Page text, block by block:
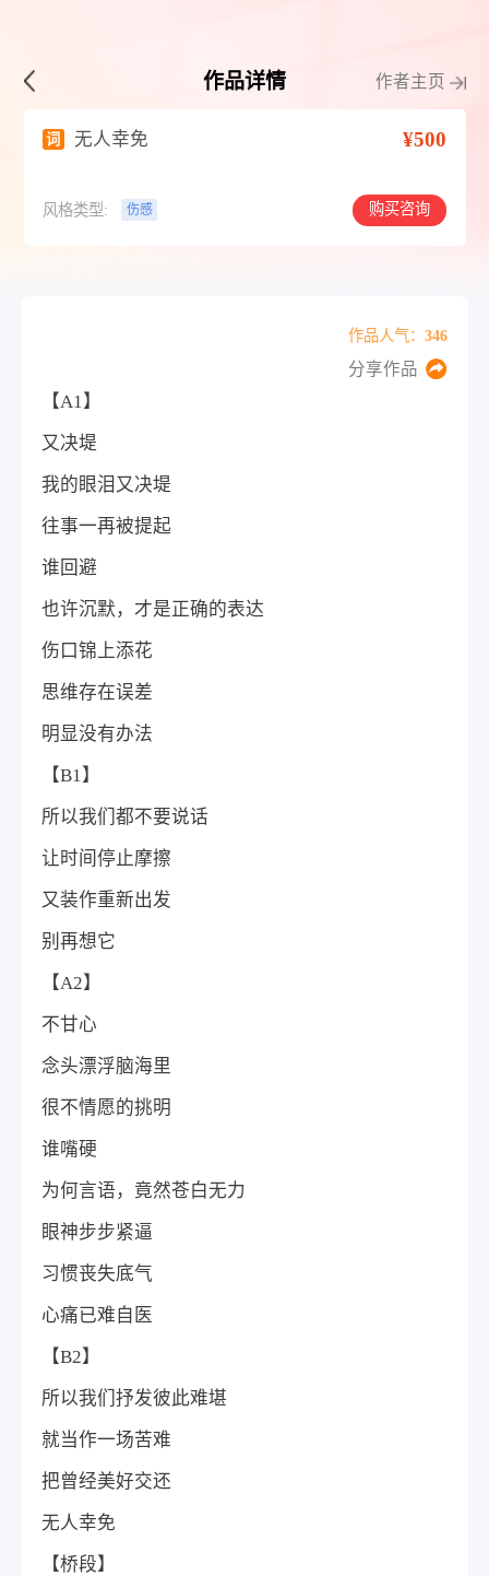
作品详情 作者主页
词 无人幸免 ¥500
风格类型: 伤感 购买咨询
作品人气：346
分享作品
【A1】
又决堤
我的眼泪又决堤
往事一再被提起
谁回避
也许沉默，才是正确的表达
伤口锦上添花
思维存在误差
明显没有办法
【B1】
所以我们都不要说话
让时间停止摩擦
又装作重新出发
别再想它
【A2】
不甘心
念头漂浮脑海里
很不情愿的挑明
谁嘴硬
为何言语，竟然苍白无力
眼神步步紧逼
习惯丧失底气
心痛已难自医
【B2】
所以我们抒发彼此难堪
就当作一场苦难
把曾经美好交还
无人幸免
【桥段】